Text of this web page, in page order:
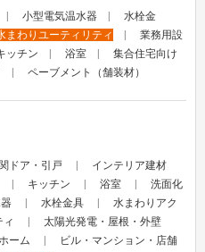
小型電気温水器
水栓金
まわりユーティリティ
業務用設
ッチン 浴室
集合住宅向け
ペーブメント（舗装材）
ドア・引戸
インテリア建材
キッチン 浴室
洗面化
水栓金具
水まわりアク
ィ
太陽光発電・屋根・外壁
ーム
ビル・マンション・店舗